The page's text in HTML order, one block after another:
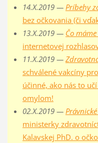
14.X.2019 — Príbehy
bez očkovania (či
13.X.2019 — Čo
internetovej
11.X.2019 —
schválené vakcíny
účinné, ako nás to
omylom!
02.X.2019 —
ministerky
Kalavskej PhD. o